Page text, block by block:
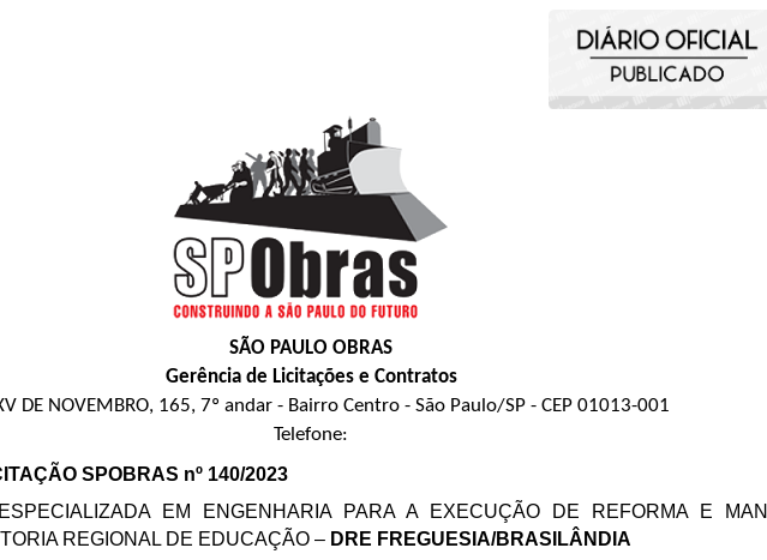
SÃO PAULO OBRAS
Gerência de Licitações e Contratos
DE NOVEMBRO, 165, 7º andar - Bairro Centro - São Paulo/SP - CEP 01013-001
Telefone:
SPOBRAS nº 140/2023
EM ENGENHARIA PARA A EXECUÇÃO DE REFORMA E
REGIONAL DE EDUCAÇÃO – DRE FREGUESIA/BRASILÂNDIA